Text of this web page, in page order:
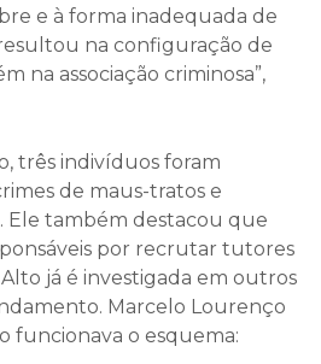
e à forma inadequada de
na configuração de
na associação criminosa”,
três indivíduos foram
de maus-tratos e
Ele também destacou que
por recrutar tutores
já é investigada em outros
Marcelo Lourenço
funcionava o esquema: